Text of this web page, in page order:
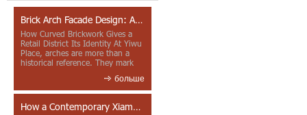
Brick Arch Facade Design: A Closer Look at Yiwu Place
How Curved Brickwork Gives a
Retail District Its Identity At Yiwu
Place, arches are more than a
historical reference. They mark
больше
How a Contemporary Xiamen Project Reframes Minnan Red Brick